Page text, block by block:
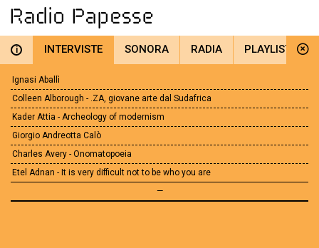
i INTERVISTE SONORA RADIA PLAYLIST
Ignasi Aballì
Colleen Alborough - .ZA, giovane arte dal Sudafrica
Kader Attia - Archeology of modernism
Giorgio Andreotta Calò
Charles Avery - Onomatopoeia
Etel Adnan - It is very difficult not to be who you are
—